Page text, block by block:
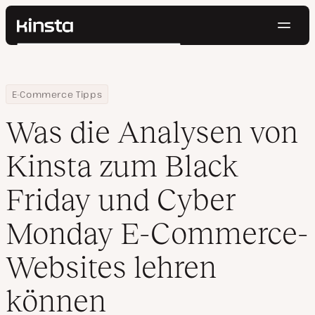
Kinsta®
Preise
Kontakt
Suchen
Home
Ressourcen Center
E-Commerce Tipps
Was die Analysen von Kinsta zum Black Friday und Cyber
Was die Analysen von
Kinsta zum Black
Friday und Cyber
Monday E-Commerce-
Websites lehren
können